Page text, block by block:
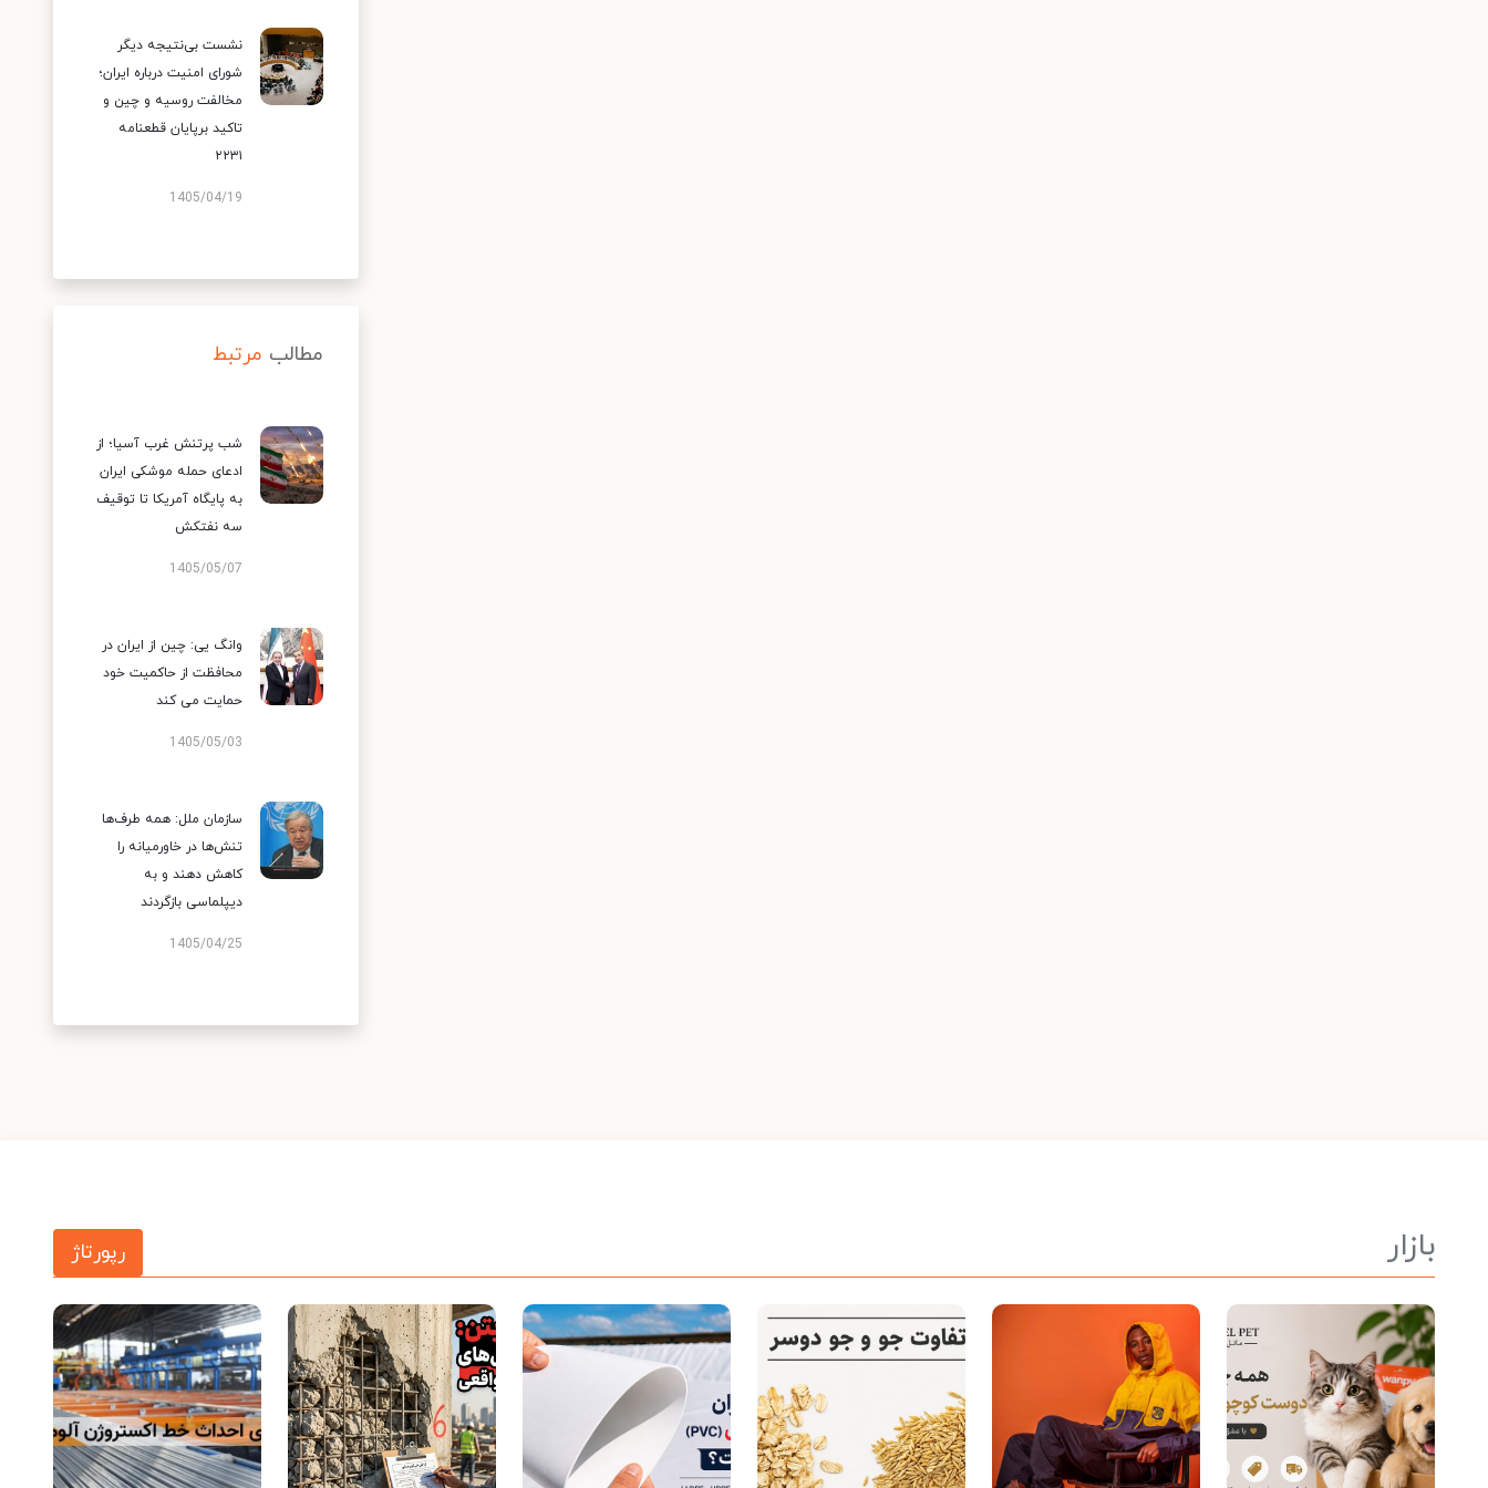
نشست بی‌نتیجه دیگر
شورای امنیت درباره ایران؛
مخالفت روسیه و چین و
تاکید برپایان قطعنامه
۲۲۳۱
1405/04/19
مطالب مرتبط
شب پرتنش غرب آسیا؛ از
ادعای حمله موشکی ایران
به پایگاه آمریکا تا توقیف
سه نفتکش
1405/05/07
وانگ یی: چین از ایران در
محافظت از حاکمیت خود
حمایت می کند
1405/05/03
سازمان ملل: همه طرف‌ها
تنش‌ها در خاورمیانه را
کاهش دهند و به
دیپلماسی بازگردند
1405/04/25
بازار رپورتاژ